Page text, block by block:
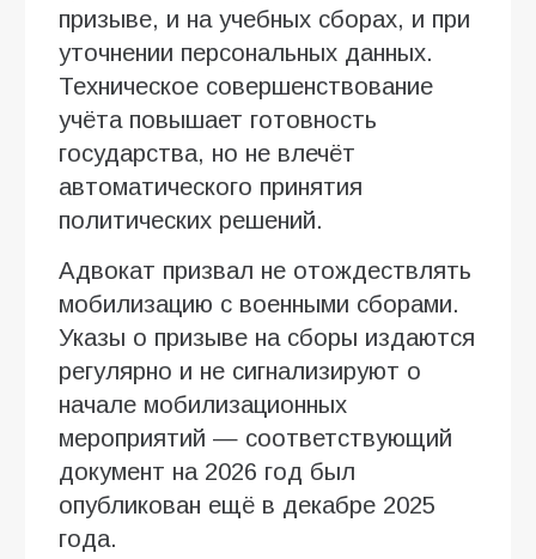
призыве, и на учебных сборах, и при
уточнении персональных данных.
Техническое совершенствование
учёта повышает готовность
государства, но не влечёт
автоматического принятия
политических решений.
Адвокат призвал не отождествлять
мобилизацию с военными сборами.
Указы о призыве на сборы издаются
регулярно и не сигнализируют о
начале мобилизационных
мероприятий — соответствующий
документ на 2026 год был
опубликован ещё в декабре 2025
года.